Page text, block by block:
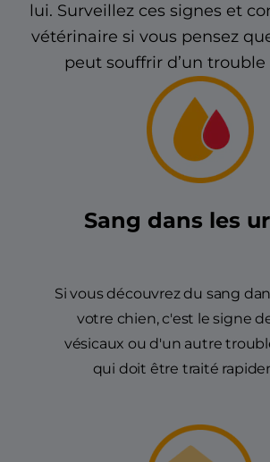
lui. Surveillez ces signes et
vétérinaire si vous pensez
peut souffrir d’un
Sang dans les
Si vous découvrez du sang
votre chien, c'est le signe
vésicaux ou d'un autre
qui doit être traité